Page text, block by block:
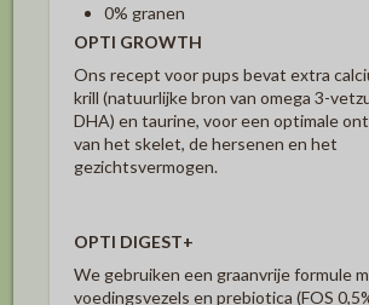
0% granen
OPTI GROWTH
Ons recept voor pups bevat extra
krill (natuurlijke bron van omega 3-
DHA) en taurine, voor een optimale
van het skelet, de hersenen en het
gezichtsvermogen.
OPTI DIGEST+
We gebruiken een graanvrije formule
voedingsvezels en prebiotica (FOS